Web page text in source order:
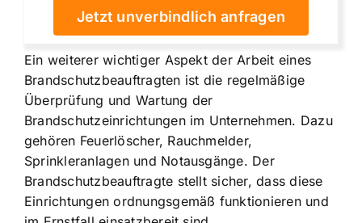
Jetzt unverbindlich anfragen
Ein weiterer wichtiger Aspekt der Arbeit eines
Brandschutzbeauftragten ist die regelmäßige
Überprüfung und Wartung der
Brandschutzeinrichtungen im Unternehmen. Dazu
gehören Feuerlöscher, Rauchmelder,
Sprinkleranlagen und Notausgänge. Der
Brandschutzbeauftragte stellt sicher, dass diese
Einrichtungen ordnungsgemäß funktionieren und